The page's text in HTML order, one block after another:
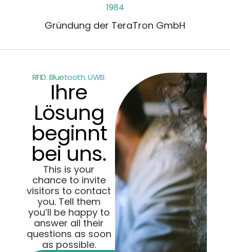
1984
Gründung der TeraTron GmbH
RFID. Bluetooth. UWB.
Ihre
Lösung
beginnt
bei uns.
This is your
chance to invite
visitors to contact
you. Tell them
you’ll be happy to
answer all their
questions as soon
as possible.